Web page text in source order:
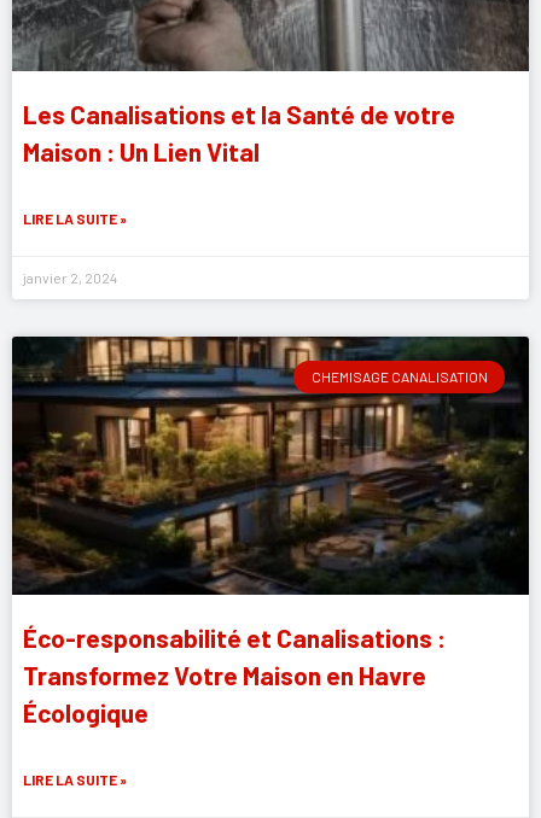
Les Canalisations et la Santé de votre
Maison : Un Lien Vital
LIRE LA SUITE »
janvier 2, 2024
CHEMISAGE CANALISATION
Éco-responsabilité et Canalisations :
Transformez Votre Maison en Havre
Écologique
LIRE LA SUITE »